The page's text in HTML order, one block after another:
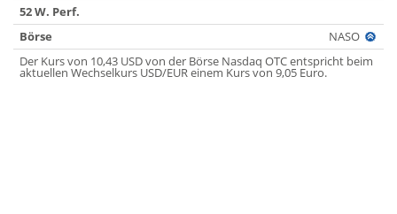
52 W. Perf.
Börse
NASO
Der Kurs von 10,43 USD von der Börse Nasdaq OTC entspricht beim
aktuellen Wechselkurs USD/EUR einem Kurs von 9,05 Euro.